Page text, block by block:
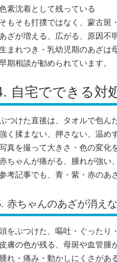
素沈着として残っている
そもそも打撲ではなく、蒙古斑
あざが増える、広がる、原因不
まれつき・乳幼児期のあざは
期相談が勧められています。
自宅でできる対
つけた直後は、タオルで包ん
く揉まない、押さない、温め
真を撮って大きさ・色の変化
ちゃんが痛がる、腫れが強い
考記事でも、青・紫・赤のあ
赤ちゃんのあざが消え
をぶつけた、嘔吐・ぐったり
皮膚の色が残る、母斑や血管腫
腫れ・痛み・動かしにくさがあ